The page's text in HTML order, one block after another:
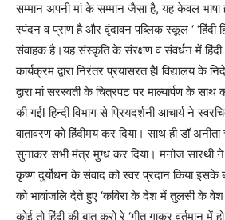
सम्मान अपनी मां के सम्मान जैसा है, यह केवल भाषा
स्पंदन व प्राण है और वृंदावन पब्लिक स्कूल ‘ ‘हिंदी
संवाहक है।यह संस्कृति के संरक्षण व संवर्धन में
कार्यक्रम द्वारा निरंतर प्रयासरत हैl विद्यालय के
द्वारा मां सरस्वती के चित्रपट पर माल्यार्पण के
की गईl हिन्दी विभाग से प्रियदर्शनी आचार्य ने
वातावरण को हिंदीमय कर दिया। साथ ही डॉ
सुनाकर सभी मंत्र मुग्ध कर दिया। मनोज सारथी
कृष्ण दुर्योधन के संवाद को स्वर प्रदान किया इसके
को भावांजलि देते हुए ‘कविरा के देश में तुलसी के वेश
कोई तो हिंदी की बात करो रे ‘गीत गाकर वर्तमान में